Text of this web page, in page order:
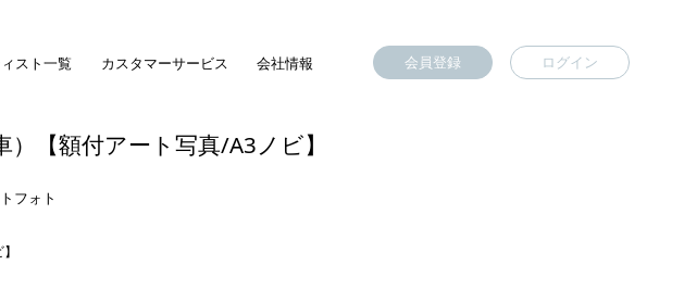
スト一覧 カスタマーサービス 会社情報 会員登録 ログイン
）【額付アート写真/A3ノビ】
フォト